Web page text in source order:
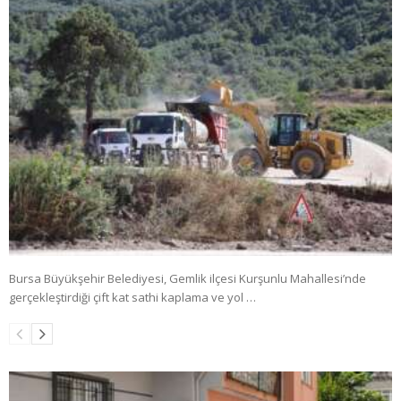
Bursa Büyükşehir Belediyesi, Gemlik ilçesi Kurşunlu Mahallesi’nde
gerçekleştirdiği çift kat sathi kaplama ve yol …